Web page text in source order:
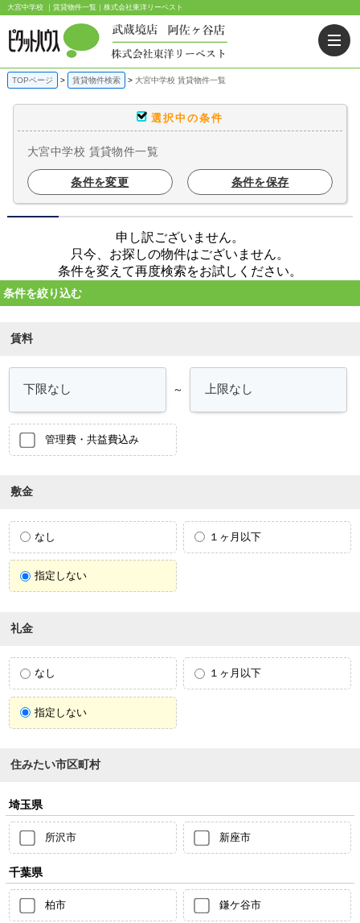
大宮中学校 ｜賃貸物件一覧｜株式会社東洋リーベスト
TOPページ 賃貸物件検索 大宮中学校 賃貸物件一覧
選択中の条件
大宮中学校 賃貸物件一覧
条件を変更 条件を保存
申し訳ございません。
只今、お探しの物件はございません。
条件を変えて再度検索をお試しください。
条件を絞り込む
賃料
～
管理費・共益費込み
敷金
なし １ヶ月以下
指定しない
礼金
なし １ヶ月以下
指定しない
住みたい市区町村
埼玉県
所沢市 新座市
千葉県
柏市 鎌ケ谷市